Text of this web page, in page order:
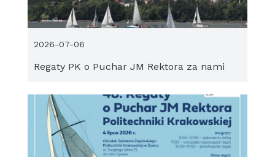
Regaty PK o Puchar JM Rektora za nami
2026-07-06